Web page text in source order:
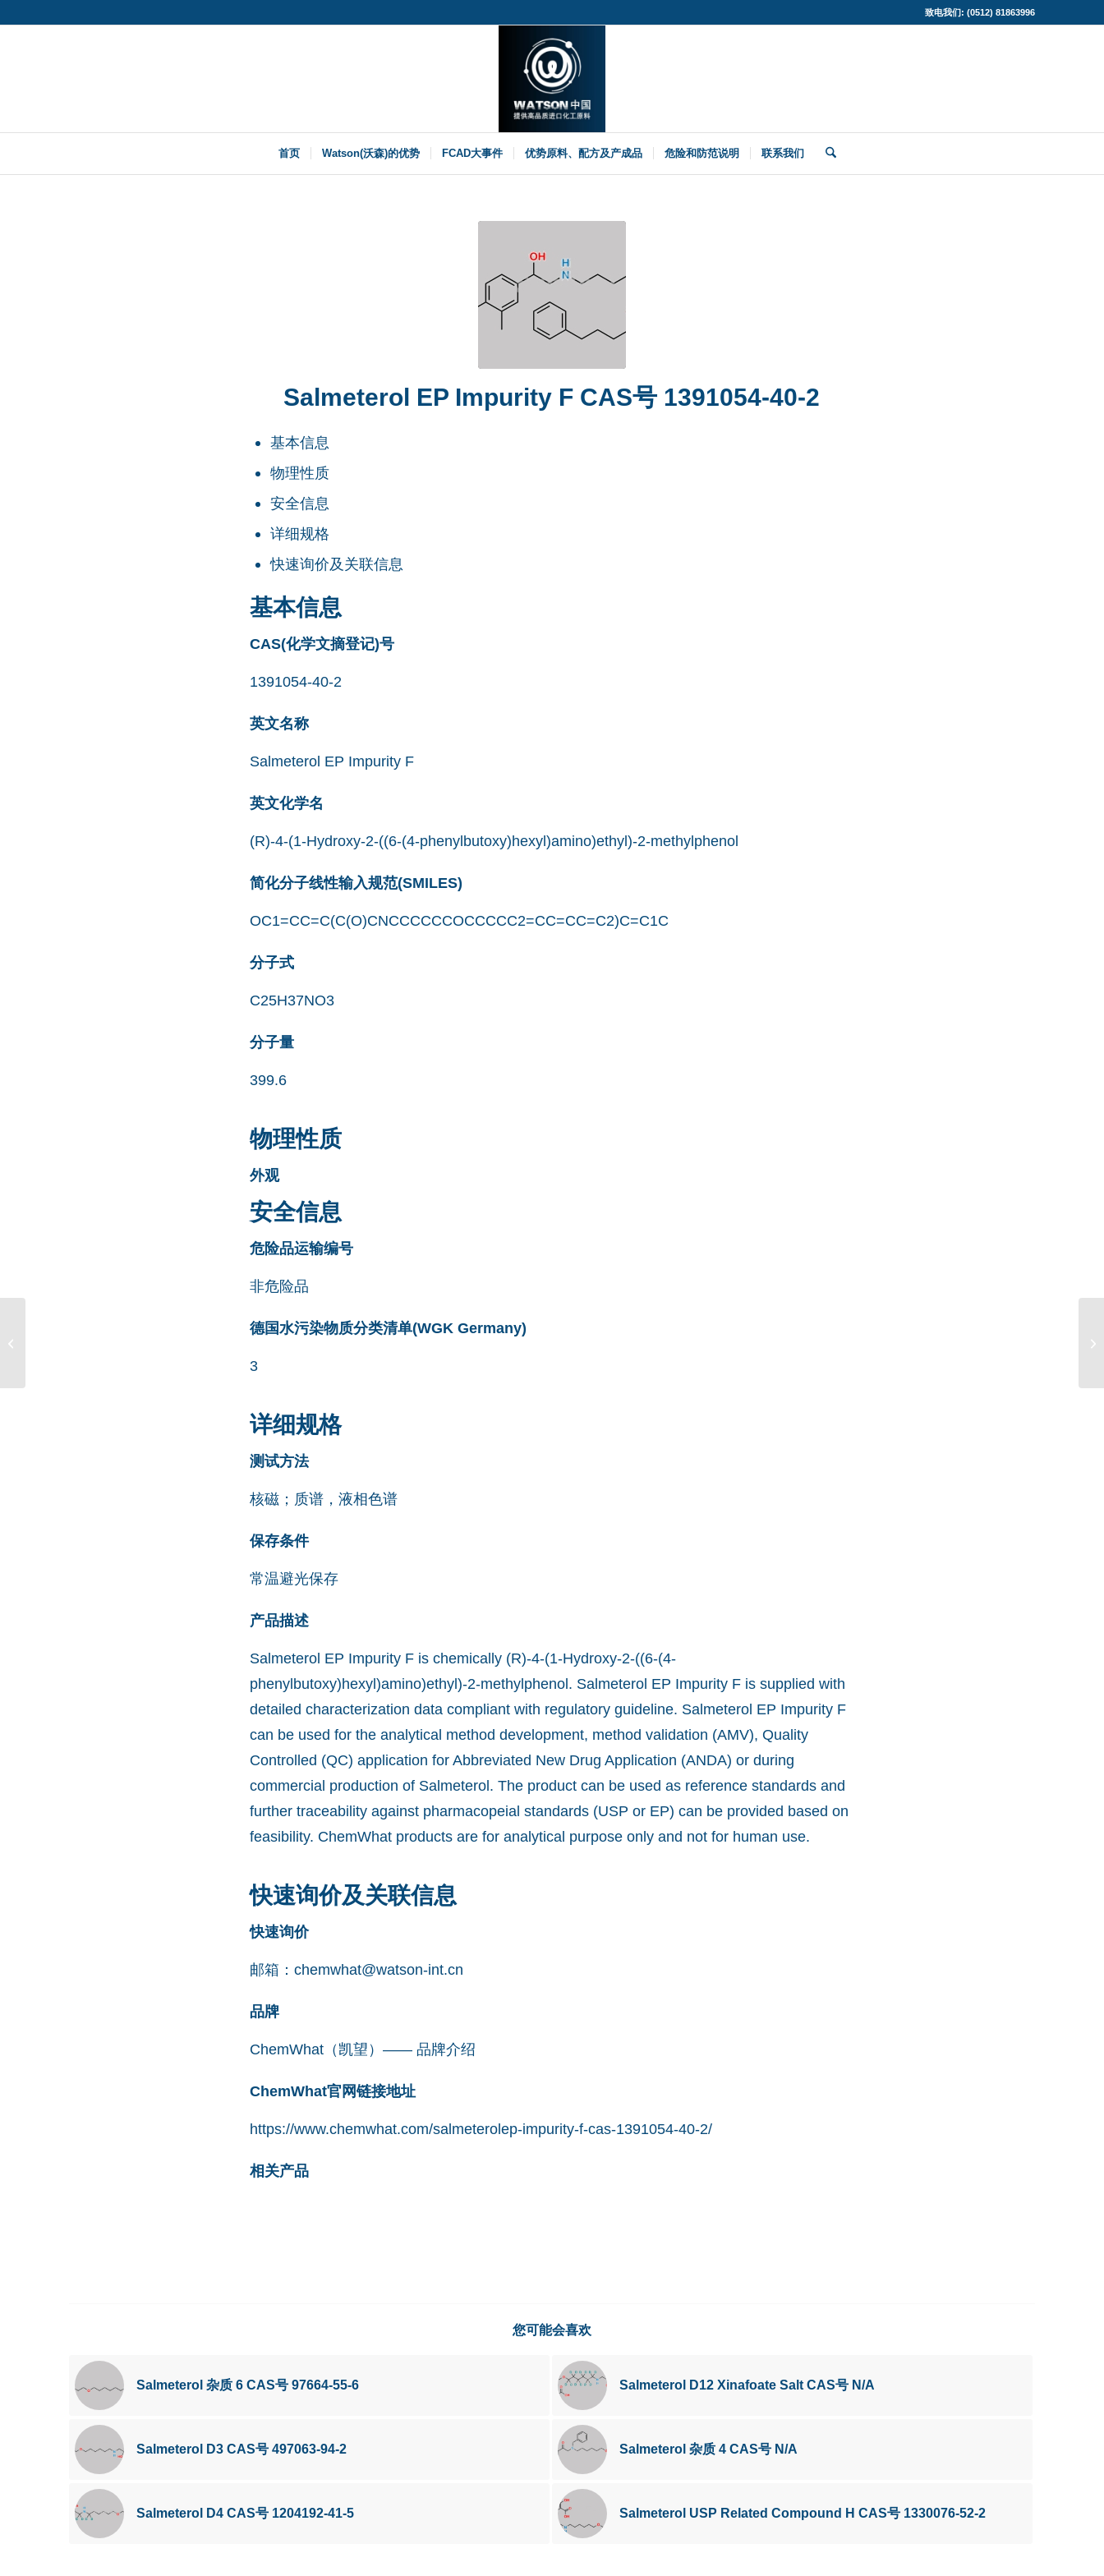
致电我们: (0512) 81863996
首页 Watson(沃森)的优势 FCAD大事件 优势原料、配方及产成品 危险和防范说明 联系我们
Salmeterol EP Impurity F CAS号 1391054-40-2
基本信息
物理性质
安全信息
详细规格
快速询价及关联信息
基本信息
CAS(化学文摘登记)号
1391054-40-2
英文名称
Salmeterol EP Impurity F
英文化学名
(R)-4-(1-Hydroxy-2-((6-(4-phenylbutoxy)hexyl)amino)ethyl)-2-methylphenol
简化分子线性输入规范(SMILES)
OC1=CC=C(C(O)CNCCCCCCOCCCCC2=CC=CC=C2)C=C1C
分子式
C25H37NO3
分子量
399.6
物理性质
外观
安全信息
危险品运输编号
非危险品
德国水污染物质分类清单(WGK Germany)
3
详细规格
测试方法
核磁；质谱，液相色谱
保存条件
常温避光保存
产品描述
Salmeterol EP Impurity F is chemically (R)-4-(1-Hydroxy-2-((6-(4-
phenylbutoxy)hexyl)amino)ethyl)-2-methylphenol. Salmeterol EP Impurity F is supplied with
detailed characterization data compliant with regulatory guideline. Salmeterol EP Impurity F
can be used for the analytical method development, method validation (AMV), Quality
Controlled (QC) application for Abbreviated New Drug Application (ANDA) or during
commercial production of Salmeterol. The product can be used as reference standards and
further traceability against pharmacopeial standards (USP or EP) can be provided based on
feasibility. ChemWhat products are for analytical purpose only and not for human use.
快速询价及关联信息
快速询价
邮箱： chemwhat@watson-int.cn
品牌
ChemWhat（凯望）—— 品牌介绍
ChemWhat官网链接地址
https://www.chemwhat.com/salmeterolep-impurity-f-cas-1391054-40-2/
相关产品
您可能会喜欢
Salmeterol 杂质 6 CAS号 97664-55-6 Salmeterol D12 Xinafoate Salt CAS号 N/A
Salmeterol D3 CAS号 497063-94-2 Salmeterol 杂质 4 CAS号 N/A
Salmeterol D4 CAS号 1204192-41-5 Salmeterol USP Related Compound H CAS号 1330076-52-2